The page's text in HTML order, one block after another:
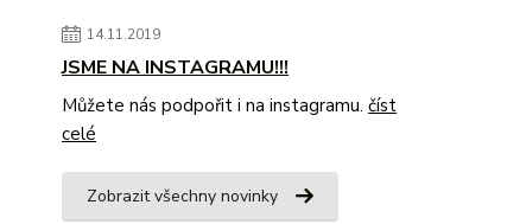
14.11.2019
JSME NA INSTAGRAMU!!!
Můžete nás podpořit i na instagramu. číst
celé
Zobrazit všechny novinky